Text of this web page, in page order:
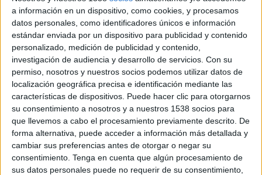
a información en un dispositivo, como cookies, y procesamos
datos personales, como identificadores únicos e información
estándar enviada por un dispositivo para publicidad y contenido
personalizado, medición de publicidad y contenido,
investigación de audiencia y desarrollo de servicios. Con su
permiso, nosotros y nuestros socios podemos utilizar datos de
localización geográfica precisa e identificación mediante las
características de dispositivos. Puede hacer clic para otorgarnos
su consentimiento a nosotros y a nuestros 1538 socios para
que llevemos a cabo el procesamiento previamente descrito. De
forma alternativa, puede acceder a información más detallada y
cambiar sus preferencias antes de otorgar o negar su
consentimiento. Tenga en cuenta que algún procesamiento de
sus datos personales puede no requerir de su consentimiento,
fueron sus referentes a los que pretendieron
imitar para proceder con su propia creación.
El mimetismo inconsciente también puede
interpretarse como una forma de copiar, aunque
no se trate de un gesto intencionado, de ahí
surge la idea de la co-creación. La misma
fractalización que la naturaleza nos muestra en
toda la creación es la que también configura el
conocimiento humano. Incluso es en este punto
cuando podríamos citar a Picasso cuando decía
“los buenos artistas copian, los grandes artistas
roban”.